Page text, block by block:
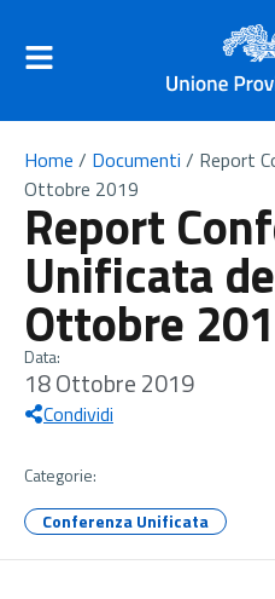
Home / Documenti / Report
Ottobre 2019
Report
Unificata
Ottobre
Data:
18 Ottobre 2019
Condividi
Categorie:
Conferenza Unificata